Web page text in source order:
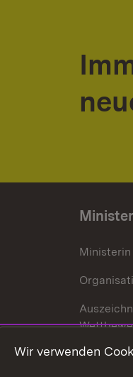
Ministerin
Wir verwenden